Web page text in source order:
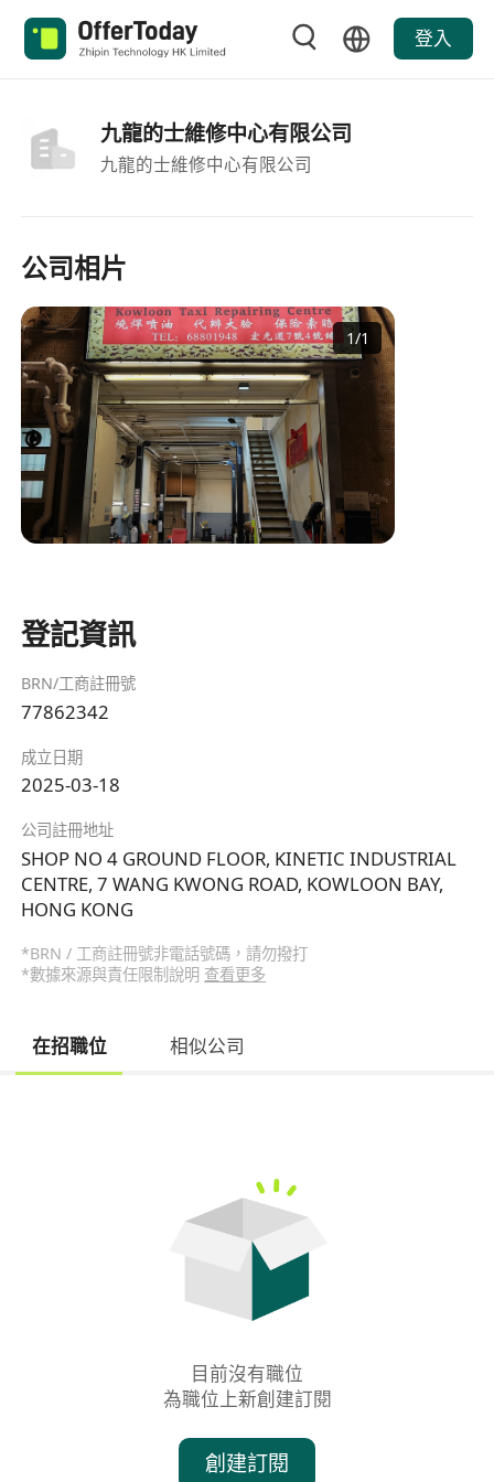
登入
九龍的士維修中心有限公司
九龍的士維修中心有限公司
公司相片
1/1
登記資訊
BRN/工商註冊號
77862342
成立日期
2025-03-18
公司註冊地址
SHOP NO 4 GROUND FLOOR, KINETIC INDUSTRIAL
CENTRE, 7 WANG KWONG ROAD, KOWLOON BAY,
HONG KONG
*BRN / 工商註冊號非電話號碼，請勿撥打
*數據來源與責任限制說明 查看更多
在招職位 相似公司
目前沒有職位
為職位上新創建訂閱
創建訂閱